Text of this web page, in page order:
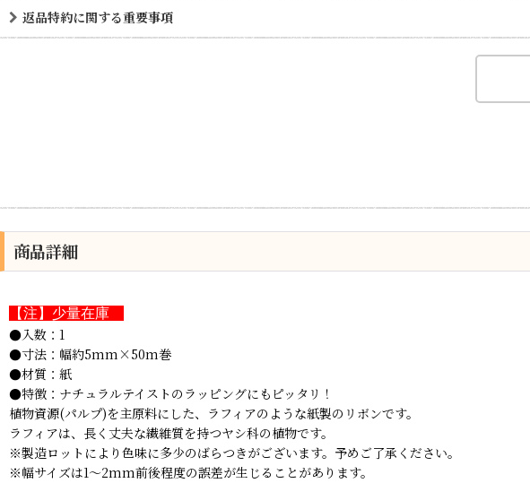
返品特約に関する重要事項
商品詳細
【注】少量在庫
●入数：1
●寸法：幅約5mm×50m巻
●材質：紙
●特徴：ナチュラルテイストのラッピングにもピッタリ！
植物資源(パルプ)を主原料にした、ラフィアのような紙製のリボンです。
ラフィアは、長く丈夫な繊維質を持つヤシ科の植物です。
※製造ロットにより色味に多少のばらつきがございます。予めご了承ください。
※幅サイズは1〜2mm前後程度の誤差が生じることがあります。